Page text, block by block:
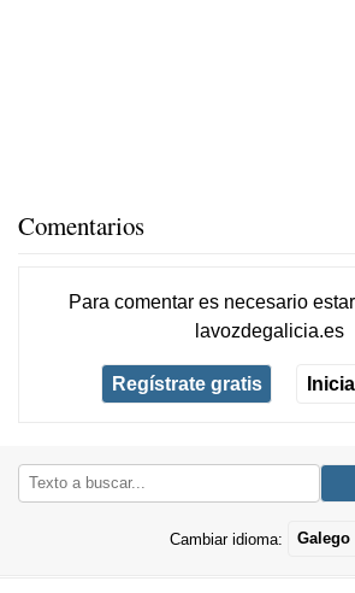
Comentarios
Para comentar es necesario
lavozdegalicia.es
Regístrate gratis
Cambiar idioma: Galego